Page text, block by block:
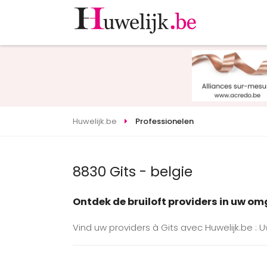
Huwelijk.be Professionelen
8830 Gits - belgie
Ontdek de bruiloft providers in uw
Vind uw providers à Gits avec Huwelijk.be :